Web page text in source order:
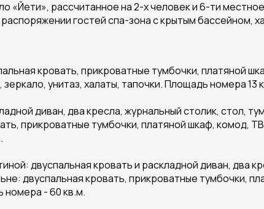
рассчитанное на 2-х человек и 6-ти
гостей спа-зона с крытым бассейном,
кровать, прикроватные тумбочки, платяной
унитаз, халаты, тапочки. Площадь номера 13
диван, два кресла, журнальный столик, стол,
прикроватные тумбочки, платяной шкаф, комод,
двуспальная кровать и раскладной диван, два
двуспальная кровать, прикроватные тумбочки,
номера - 60 кв.м.